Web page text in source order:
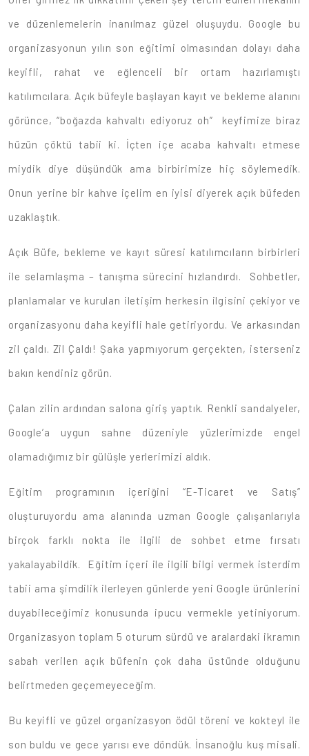
ve düzenlemelerin inanılmaz güzel oluşuydu. Google bu
organizasyonun yılın son eğitimi olmasından dolayı daha
keyifli, rahat ve eğlenceli bir ortam hazırlamıştı
katılımcılara. Açık büfeyle başlayan kayıt ve bekleme alanını
görünce, “boğazda kahvaltı ediyoruz oh” keyfimize biraz
hüzün çöktü tabii ki. İçten içe acaba kahvaltı etmese
miydik diye düşündük ama birbirimize hiç söylemedik.
Onun yerine bir kahve içelim en iyisi diyerek açık büfeden
uzaklaştık.
Açık Büfe, bekleme ve kayıt süresi katılımcıların birbirleri
ile selamlaşma – tanışma sürecini hızlandırdı. Sohbetler,
planlamalar ve kurulan iletişim herkesin ilgisini çekiyor ve
organizasyonu daha keyifli hale getiriyordu. Ve arkasından
zil çaldı. Zil Çaldı! Şaka yapmıyorum gerçekten, isterseniz
bakın kendiniz görün.
Çalan zilin ardından salona giriş yaptık. Renkli sandalyeler,
Google’a uygun sahne düzeniyle yüzlerimizde engel
olamadığımız bir gülüşle yerlerimizi aldık.
Eğitim programının içeriğini “E-Ticaret ve Satış”
oluşturuyordu ama alanında uzman Google çalışanlarıyla
birçok farklı nokta ile ilgili de sohbet etme fırsatı
yakalayabildik. Eğitim içeri ile ilgili bilgi vermek isterdim
tabii ama şimdilik ilerleyen günlerde yeni Google ürünlerini
duyabileceğimiz konusunda ipucu vermekle yetiniyorum.
Organizasyon toplam 5 oturum sürdü ve aralardaki ikramın
sabah verilen açık büfenin çok daha üstünde olduğunu
belirtmeden geçemeyeceğim.
Bu keyifli ve güzel organizasyon ödül töreni ve kokteyl ile
son buldu ve gece yarısı eve döndük. İnsanoğlu kuş misali.